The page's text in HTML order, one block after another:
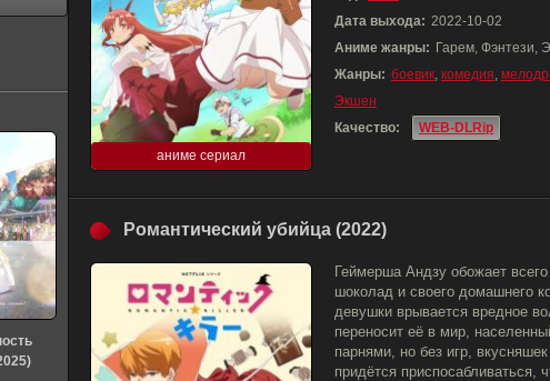
аниме сериал
Дата выхода: 2022-10-02
Аниме жанры: Гарем, Фэнтези,
Жанры: боевик, комедия,
Экшен
Качество:
WEB-DLRip
Романтический убийца (2022)
Геймерша Андзу обожает
шоколад и своего домашнего
девушки врывается вредное
переносит её в мир,
парнями, но без игр,
придётся приспосабливаться,